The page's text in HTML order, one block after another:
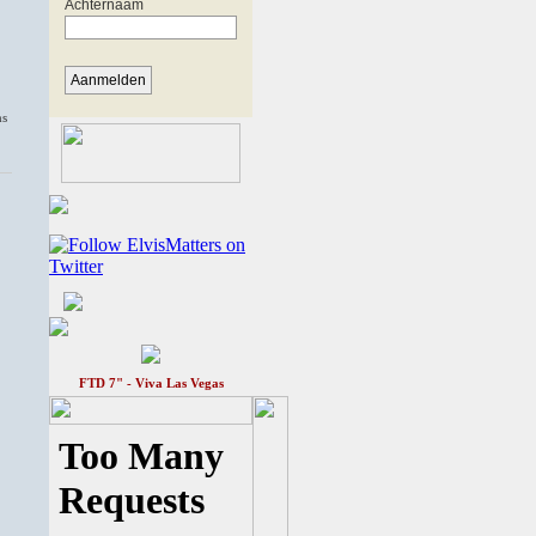
FTD 7" - Viva Las Vegas